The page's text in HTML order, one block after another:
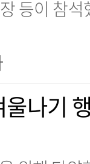
등이 참
나기